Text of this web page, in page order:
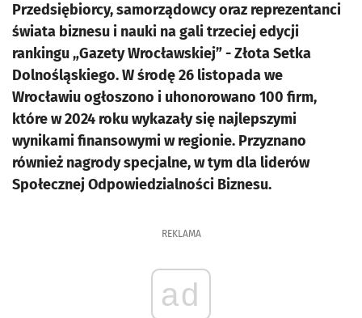
Przedsiębiorcy, samorządowcy oraz reprezentanci
świata biznesu i nauki na gali trzeciej edycji
rankingu „Gazety Wrocławskiej” - Złota Setka
Dolnośląskiego. W środę 26 listopada we
Wrocławiu ogłoszono i uhonorowano 100 firm,
które w 2024 roku wykazały się najlepszymi
wynikami finansowymi w regionie. Przyznano
również nagrody specjalne, w tym dla liderów
Społecznej Odpowiedzialności Biznesu.
REKLAMA
ad